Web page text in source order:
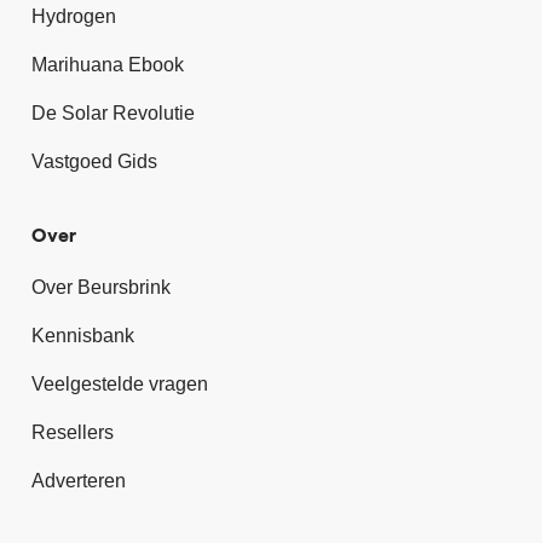
Hydrogen
Marihuana Ebook
De Solar Revolutie
Vastgoed Gids
Over
Over Beursbrink
Kennisbank
Veelgestelde vragen
Resellers
Adverteren